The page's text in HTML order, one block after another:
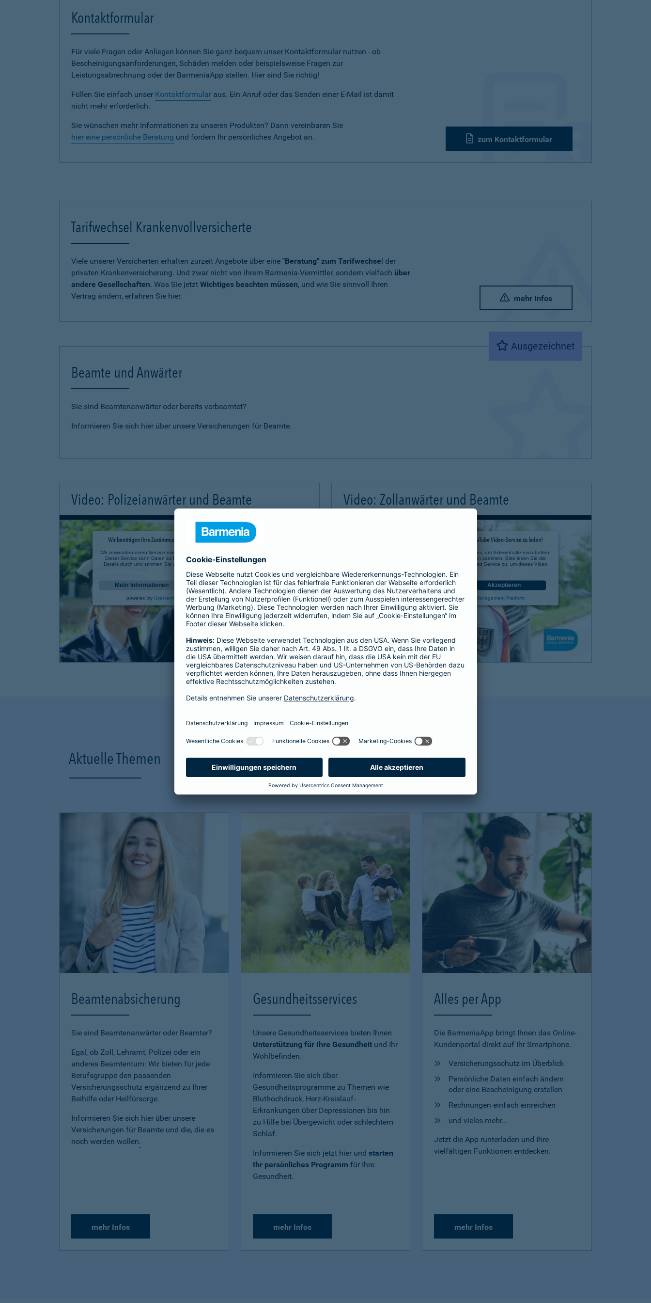
Kontaktformular
Für viele Fragen oder Anliegen können Sie ganz bequem unser Kontaktformular nutzen - ob
Bescheinigungsanforderungen, Schäden melden oder beispielsweise Fragen zur
Leistungsabrechnung oder der BarmeniaApp stellen. Hier sind Sie richtig!
Füllen Sie einfach unser Kontaktformular aus. Ein Anruf oder das Senden einer E-Mail ist damit
nicht mehr erforderlich.
Sie wünschen mehr Informationen zu unseren Produkten? Dann vereinbaren Sie
hier eine persönliche Beratung und fordern Ihr persönliches Angebot an. zum Kontaktformular
Tarifwechsel Krankenvollversicherte
Viele unserer Versicherten erhalten zurzeit Angebote über eine "Beratung" zum Tarifwechsel der
privaten Krankenversicherung. Und zwar nicht von ihrem Barmenia-Vermittler, sondern vielfach über
andere Gesellschaften. Was Sie jetzt Wichtiges beachten müssen, und wie Sie sinnvoll Ihren
Vertrag ändern, erfahren Sie hier.
mehr Infos
Ausgezeichnet
Beamte und Anwärter
Sie sind Beamtenanwärter oder bereits verbeamtet?
Informieren Sie sich hier über unsere Versicherungen für Beamte.
Video: Polizeianwärter und Beamte
Wir benötigen Ihre Zustimmung, um den YouTube Video-Service zu laden!
Wir verwenden einen Service eines Drittanbieters, um Videoinhalte einzubetten.
Dieser Service kann Daten zu Ihren Aktivitäten sammeln. Bitte lesen Sie die
Details durch und stimmen Sie der Nutzung des Service zu, um dieses Video
Mehr Informationen Akzeptieren
powered by Usercentrics Consent Management Platform
Video: Zollanwärter und Beamte
Wir benötigen Ihre Zustimmung, um den YouTube Video-Service zu laden!
Wir verwenden einen Service eines Drittanbieters, um Videoinhalte einzubetten.
Dieser Service kann Daten zu Ihren Aktivitäten sammeln. Bitte lesen Sie die
Details durch und stimmen Sie der Nutzung des Service zu, um dieses Video
Mehr Informationen Akzeptieren
powered byUsercentrics Consent Management Platform
Aktuelle Themen
Beamtenabsicherung
Sie sind Beamtenanwärter oder Beamter?
Egal, ob Zoll, Lehramt, Polizei oder ein
anderes Beamtentum: Wir bieten für jede
Berufsgruppe den passenden
Versicherungsschutz ergänzend zu Ihrer
Beihilfe oder Heilfürsorge.
Informieren Sie sich hier über unsere
Versicherungen für Beamte und die, die es
noch werden wollen.
mehr Infos
Gesundheitsservices
Unsere Gesundheitsservices bieten Ihnen
Unterstützung für Ihre Gesundheitund Ihr
Wohlbefinden.
Informieren Sie sich über
Gesundheitsprogramme zu Themen wie
Bluthochdruck, Herz-Kreislauf-
Erkrankungen über Depressionen bis hin
zu Hilfe bei Übergewicht oder schlechtem
Schlaf.
Informieren Sie sich jetzt hier und starten
Ihr persönliches Programm für Ihre
Gesundheit.
mehr Infos
Alles per App
Die BarmeniaApp bringt Ihnen das Online-
Kundenportal direkt auf Ihr Smartphone.
Versicherungsschutz im Überblick
Persönliche Daten einfach ändern
oder eine Bescheinigung erstellen
Rechnungen einfach einreichen
und vieles mehr...
Jetzt die App runterladen und Ihre
vielfältigen Funktionen entdecken.
mehr Infos